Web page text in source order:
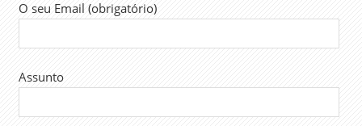
O seu Email (obrigatório)
Assunto